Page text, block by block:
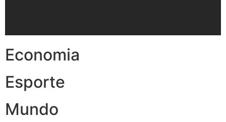
Economia
Esporte
Mundo